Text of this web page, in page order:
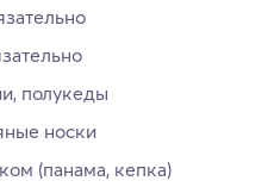
полукеды
носки
(панама, кепка)